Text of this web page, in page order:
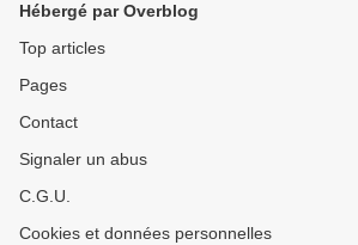
Hébergé par Overblog
Top articles
Pages
Contact
Signaler un abus
C.G.U.
Cookies et données personnelles